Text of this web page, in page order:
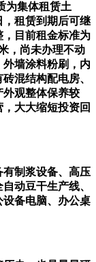
为集体租赁土
，租赁到期后可继
目前租金标准为
，尚未办理不动
墙涂料粉刷，内
混结构配电房、
外观整体保养较
大大缩短投资回
制浆设备、高压
动豆干生产线、
备电脑、办公桌